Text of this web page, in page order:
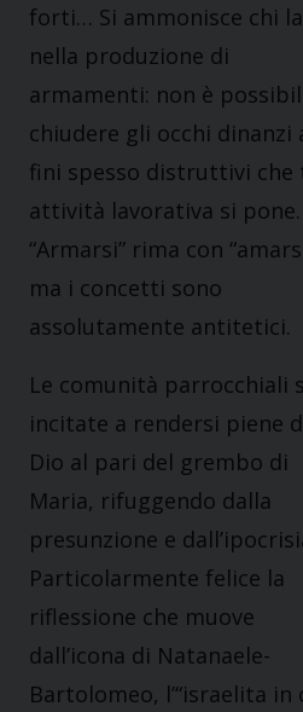
forti… Si ammonisce chi
nella produzione di
armamenti: non è
chiudere gli occhi dinanzi
fini spesso distruttivi che
attività lavorativa si pone.
“Armarsi” rima con
ma i concetti sono
assolutamente antitetici.
Le comunità parrocchiali
incitate a rendersi piene
Dio al pari del grembo di
Maria, rifuggendo dalla
presunzione e
Particolarmente felice la
riflessione che muove
dall’icona di Natanaele-
Bartolomeo, l’“israelita in